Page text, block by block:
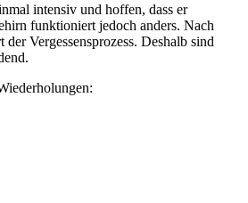
intensiv und hoffen, dass er
funktioniert jedoch anders. Nach
Vergessensprozess. Deshalb sind